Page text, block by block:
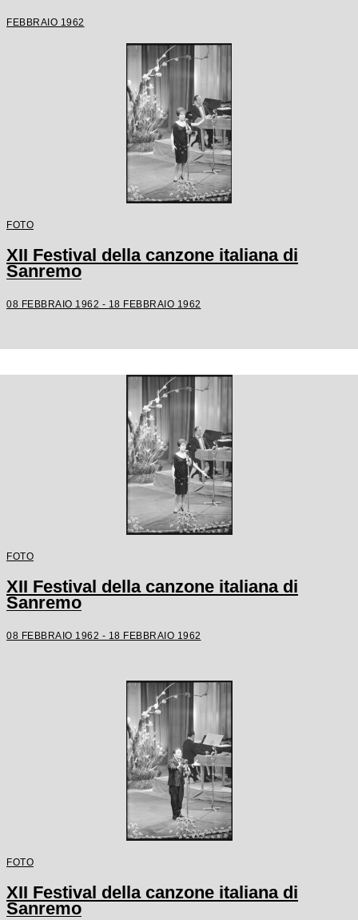
FEBBRAIO 1962
FOTO
XII Festival della canzone italiana di
Sanremo
08 FEBBRAIO 1962 - 18 FEBBRAIO 1962
FOTO
XII Festival della canzone italiana di
Sanremo
08 FEBBRAIO 1962 - 18 FEBBRAIO 1962
FOTO
XII Festival della canzone italiana di
Sanremo